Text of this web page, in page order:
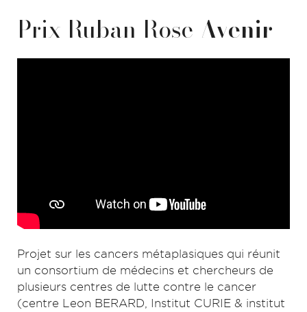
Prix Ruban Rose Avenir
Projet sur les cancers métaplasiques qui réunit
un consortium de médecins et chercheurs de
plusieurs centres de lutte contre le cancer
(centre Leon BERARD, Institut CURIE & institut